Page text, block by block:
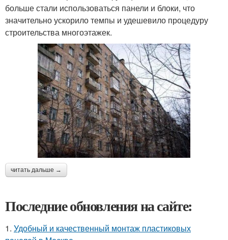
больше стали использоваться панели и блоки, что
значительно ускорило темпы и удешевило процедуру
строительства многоэтажек.
читать дальше →
Последние обновления на сайте:
1. Удобный и качественный монтаж пластиковых